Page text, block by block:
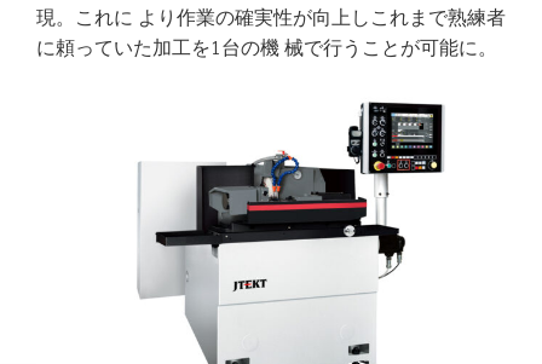
現。これに より作業の確実性が向上しこれまで熟練者
に頼っていた加工を1台の機 械で行うことが可能に。